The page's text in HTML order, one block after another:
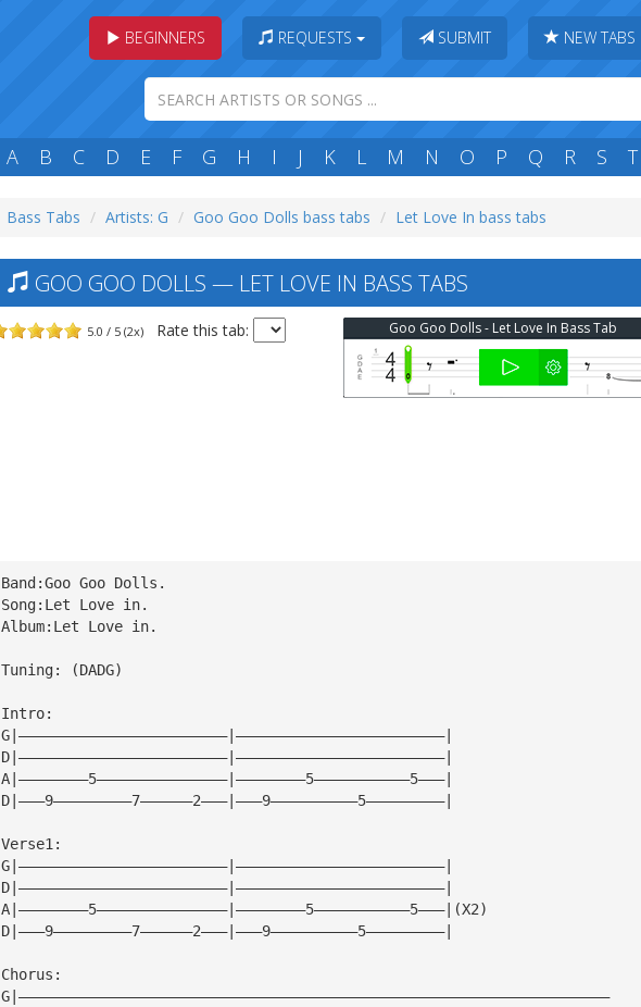
BEGINNERS REQUESTS SUBMIT NEW TABS
A B C D E F G H I J K L M N O P Q R S T
Bass Tabs Artists: G Goo Goo Dolls bass tabs Let Love In bass tabs
GOO GOO DOLLS — LET LOVE IN BASS TABS
5.0 / 5 (2x) Rate this tab: Goo Goo Dolls - Let Love In Bass Tab
Band:Goo Goo Dolls.
Song:Let Love in.
Album:Let Love in.
Tuning: (DADG)
Intro:
G|————————————————————————|————————————————————————|
D|————————————————————————|————————————————————————|
A|————————5———————————————|————————5———————————5———|
D|———9—————————7——————2———|———9——————————5—————————|
Verse1:
G|————————————————————————|————————————————————————|
D|————————————————————————|————————————————————————|
A|————————5———————————————|————————5———————————5———|(X2)
D|———9—————————7——————2———|———9——————————5—————————|
Chorus:
G|————————————————————————————————————————————————————————————————————